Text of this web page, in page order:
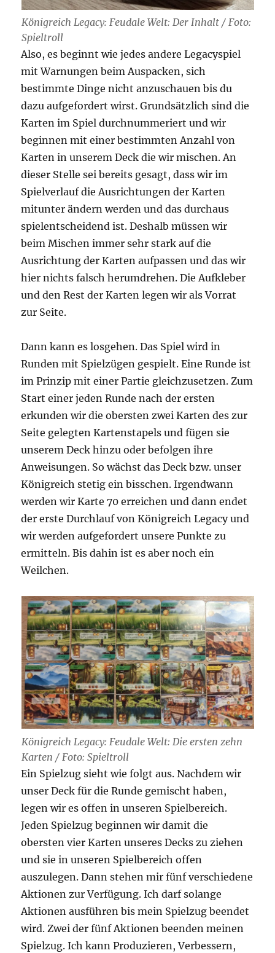
Königreich Legacy: Feudale Welt: Der Inhalt / Foto:
Spieltroll
Also, es beginnt wie jedes andere Legacyspiel
mit Warnungen beim Auspacken, sich
bestimmte Dinge nicht anzuschauen bis du
dazu aufgefordert wirst. Grundsätzlich sind die
Karten im Spiel durchnummeriert und wir
beginnen mit einer bestimmten Anzahl von
Karten in unserem Deck die wir mischen. An
dieser Stelle sei bereits gesagt, dass wir im
Spielverlauf die Ausrichtungen der Karten
mitunter ändern werden und das durchaus
spielentscheidend ist. Deshalb müssen wir
beim Mischen immer sehr stark auf die
Ausrichtung der Karten aufpassen und das wir
hier nichts falsch herumdrehen. Die Aufkleber
und den Rest der Karten legen wir als Vorrat
zur Seite.
Dann kann es losgehen. Das Spiel wird in
Runden mit Spielzügen gespielt. Eine Runde ist
im Prinzip mit einer Partie gleichzusetzen. Zum
Start einer jeden Runde nach der ersten
erkunden wir die obersten zwei Karten des zur
Seite gelegten Kartenstapels und fügen sie
unserem Deck hinzu oder befolgen ihre
Anweisungen. So wächst das Deck bzw. unser
Königreich stetig ein bisschen. Irgendwann
werden wir Karte 70 erreichen und dann endet
der erste Durchlauf von Königreich Legacy und
wir werden aufgefordert unsere Punkte zu
ermitteln. Bis dahin ist es aber noch ein
Weilchen.
Königreich Legacy: Feudale Welt: Die ersten zehn
Karten / Foto: Spieltroll
Ein Spielzug sieht wie folgt aus. Nachdem wir
unser Deck für die Runde gemischt haben,
legen wir es offen in unseren Spielbereich.
Jeden Spielzug beginnen wir damit die
obersten vier Karten unseres Decks zu ziehen
und sie in unseren Spielbereich offen
auszulegen. Dann stehen mir fünf verschiedene
Aktionen zur Verfügung. Ich darf solange
Aktionen ausführen bis mein Spielzug beendet
wird. Zwei der fünf Aktionen beenden meinen
Spielzug. Ich kann Produzieren, Verbessern,